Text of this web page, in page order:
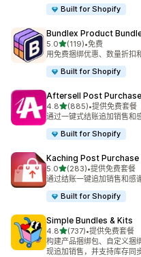
Built for Shopify
Bundlex Product
5.0星（满分 5 星）
(119)
总共 119 条评论
•免费
用免费捆绑优惠、数量折扣
Built for Shopify
Aftersell Post
4.8星（满分 5 星）
(885)
总共 885 条评论
•提供免费套餐
通过一键式结账追加销售和
Built for Shopify
Kaching Post Purchase
5.0星（满分 5 星）
(283)
总共 283 条评论
•提供免费套餐
通过结账一键追加销售和感
Built for Shopify
Simple Bundles & Kits
4.8星（满分 5 星）
(737)
总共 737 条评论
•提供免费套餐
构建产品捆绑包、自定义捆
现追加销售，并支持库存同